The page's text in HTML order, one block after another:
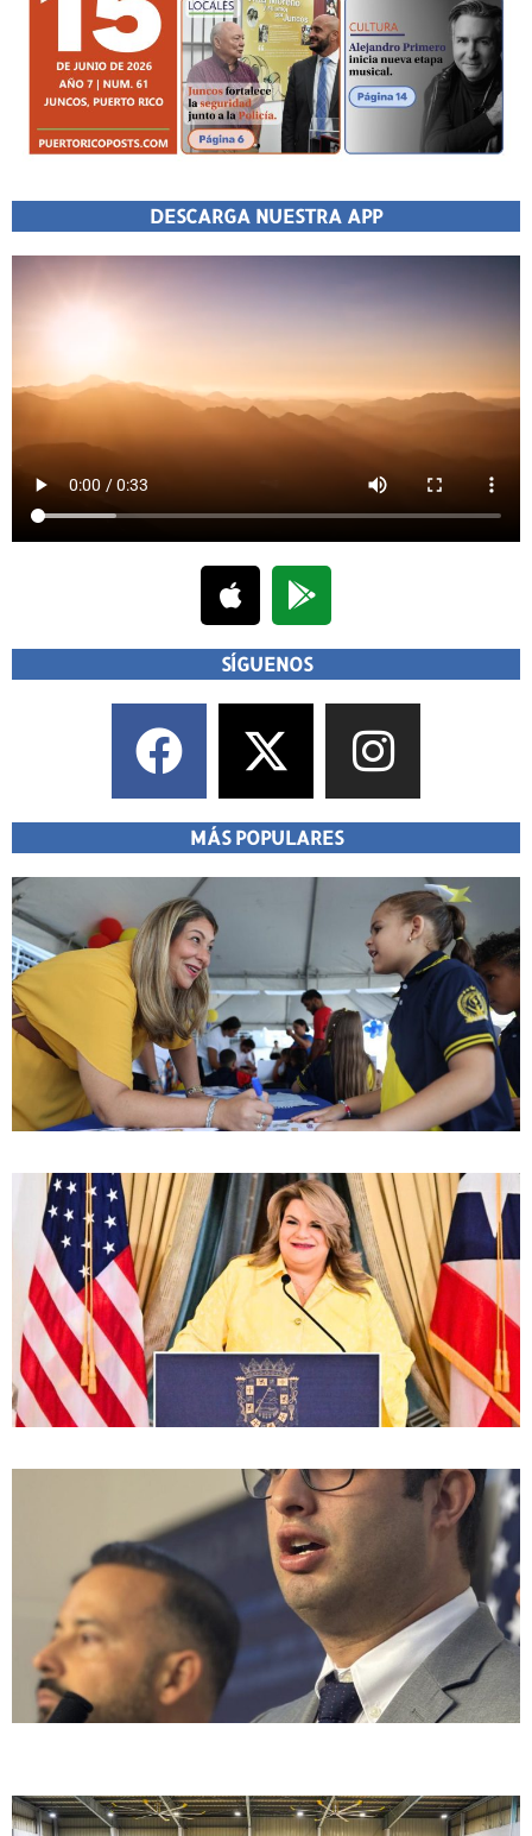
DESCARGA NUESTRA APP
SÍGUENOS
MÁS POPULARES